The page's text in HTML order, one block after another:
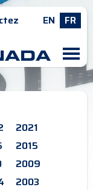
EN FR
M
2021
2015
2009
2003